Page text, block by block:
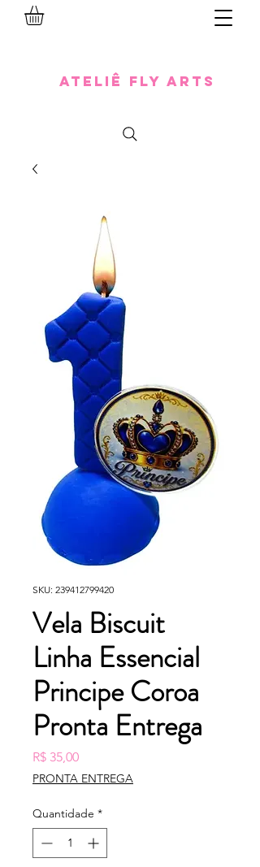
Ateliê Fly Arts
SKU: 239412799420
Vela Biscuit
Linha Essencial
Principe Coroa
Pronta Entrega
R$ 35,00Preço
PRONTA ENTREGA
Quantidade *